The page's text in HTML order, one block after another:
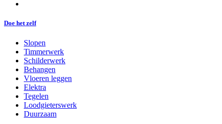
Doe het zelf
Slopen
Timmerwerk
Schilderwerk
Behangen
Vloeren leggen
Elektra
Tegelen
Loodgieterswerk
Duurzaam